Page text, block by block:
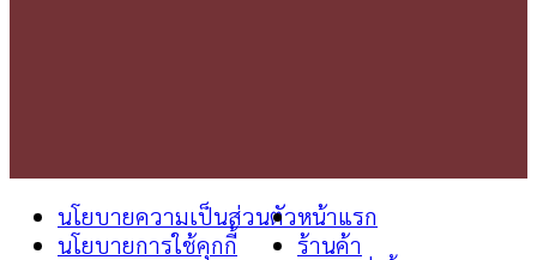
นโยบายความเป็นส่วนตัว
นโยบายการใช้คุกกี้
หน้าแรก
ร้านค้า